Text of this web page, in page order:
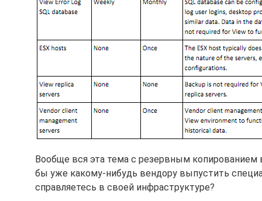
Вообще вся эта тема с резервным копированием
бы уже какому-нибудь вендору выпустить
справляетесь в своей инфраструктуре?